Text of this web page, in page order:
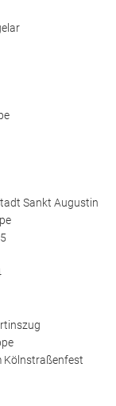
Sankt Augustin
Kölnstraßenfest